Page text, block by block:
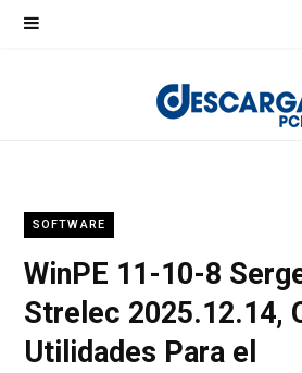
SOFTWARE
WinPE 11-10-8
Strelec 2025.12.14,
Utilidades Para el